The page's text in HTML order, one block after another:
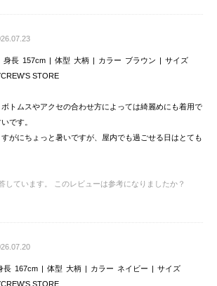
身長 157cm 体型 大柄 カラー ブラウン
サイズ
STORE
トムスやアクセの合わせ方によっては綺麗めにも着用で
です。
がにちょっと暑いですが、屋内でも過ごせる日はとても
しています。
このレビューは参考になりましたか？
長 167cm 体型 大柄 カラー ネイビー
サイズ
STORE